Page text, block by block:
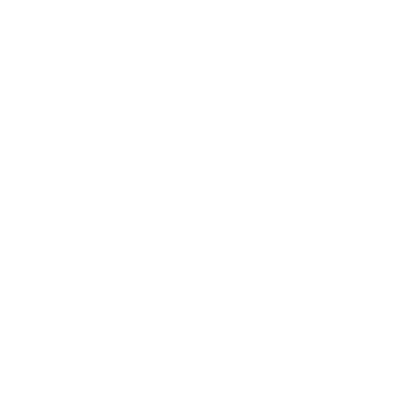
Una
La moda
Un viaje
Las aves
La
aves;